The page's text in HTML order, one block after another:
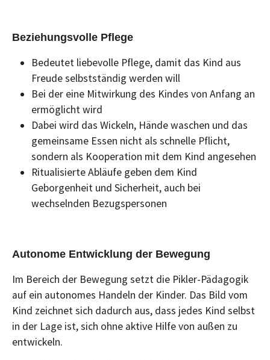
Beziehungsvolle Pflege
Bedeutet liebevolle Pflege, damit das Kind aus
Freude selbstständig werden will
Bei der eine Mitwirkung des Kindes von Anfang an
ermöglicht wird
Dabei wird das Wickeln, Hände waschen und das
gemeinsame Essen nicht als schnelle Pflicht,
sondern als Kooperation mit dem Kind angesehen
Ritualisierte Abläufe geben dem Kind
Geborgenheit und Sicherheit, auch bei
wechselnden Bezugspersonen
Autonome Entwicklung der Bewegung
Im Bereich der Bewegung setzt die Pikler-Pädagogik
auf ein autonomes Handeln der Kinder. Das Bild vom
Kind zeichnet sich dadurch aus, dass jedes Kind selbst
in der Lage ist, sich ohne aktive Hilfe von außen zu
entwickeln.